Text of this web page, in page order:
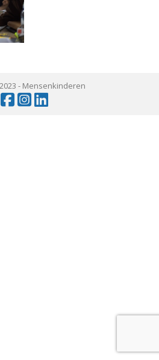
- Mensenkinderen